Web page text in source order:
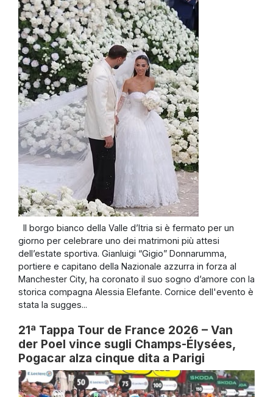
Il borgo bianco della Valle d’Itria si è fermato per un
giorno per celebrare uno dei matrimoni più attesi
dell’estate sportiva. Gianluigi “Gigio” Donnarumma,
portiere e capitano della Nazionale azzurra in forza al
Manchester City, ha coronato il suo sogno d’amore con la
storica compagna Alessia Elefante. Cornice dell'evento è
stata la sugges...
21ª Tappa Tour de France 2026 – Van
der Poel vince sugli Champs-Élysées,
Pogacar alza cinque dita a Parigi